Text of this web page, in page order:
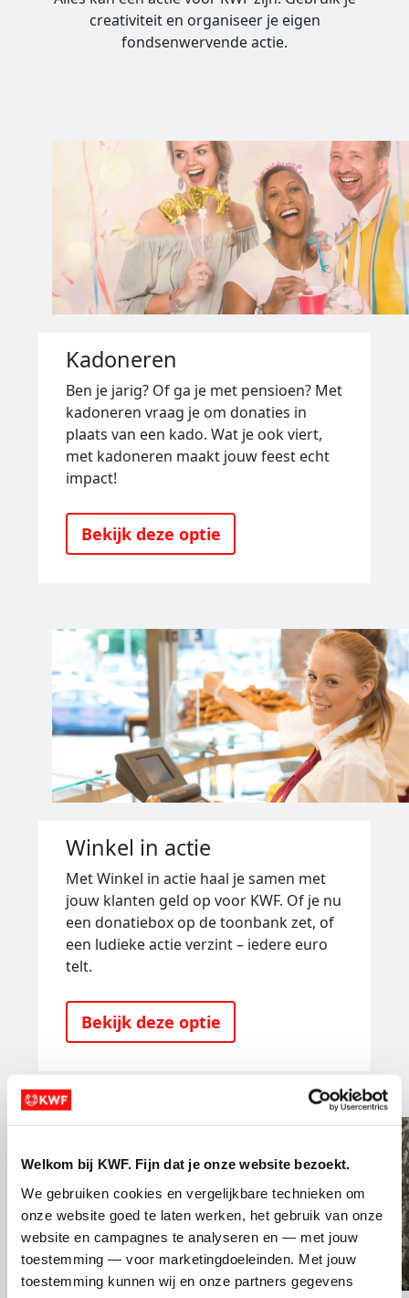
Welkom bij KWF. Fijn dat je onze website bezoekt.
We gebruiken cookies en vergelijkbare technieken om
onze website goed te laten werken, het gebruik van onze
website en campagnes te analyseren en — met jouw
toestemming — voor marketingdoeleinden. Met jouw
toestemming kunnen wij en onze partners gegevens
creativiteit en organiseer je eigen
fondsenwervende actie.
Kadoneren
Ben je jarig? Of ga je met pensioen? Met
kadoneren vraag je om donaties in
plaats van een kado. Wat je ook viert,
met kadoneren maakt jouw feest echt
impact!
Bekijk deze optie
Winkel in actie
Met Winkel in actie haal je samen met
jouw klanten geld op voor KWF. Of je nu
een donatiebox op de toonbank zet, of
een ludieke actie verzint – iedere euro
telt.
Bekijk deze optie